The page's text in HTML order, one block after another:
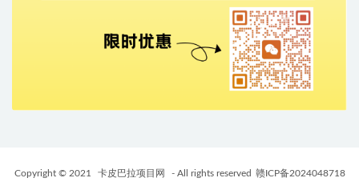
Copyright © 2021 卡皮巴拉项目网 - All rights reserved 赣ICP备2024048718